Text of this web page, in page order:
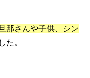
那さんや子供、シン
た。